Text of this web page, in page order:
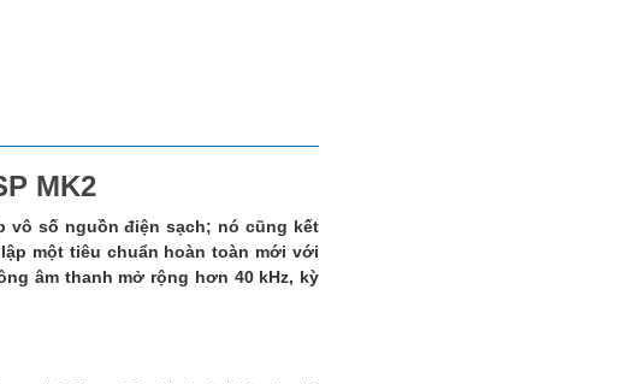
MK2
vô số nguồn điện sạch; nó cũng kết
một tiêu chuẩn hoàn toàn mới với
âm thanh mở rộng hơn 40 kHz, kỳ